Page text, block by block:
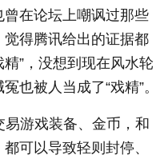
在论坛上嘲讽过那些
得腾讯给出的证据都
精”，没想到现在风水轮
也被人当成了“戏精”。
游戏装备、金币，和
可以导致轻则封停、